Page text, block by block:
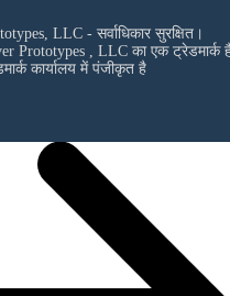
LLC - सर्वाधिकार सुरक्षित।
Prototypes , LLCका एक ट्रेडमार्क
कार्यालय में पंजीकृत है